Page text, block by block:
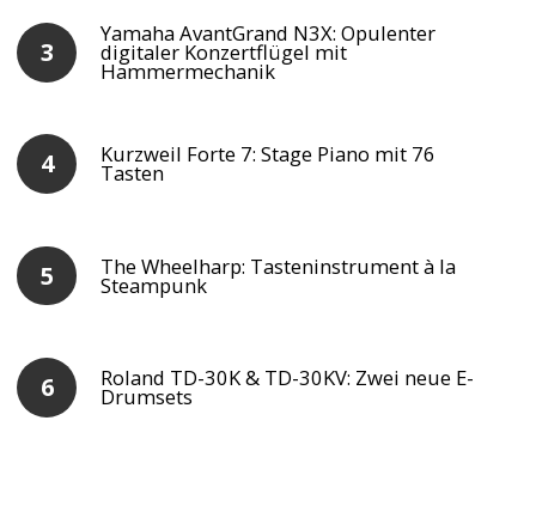
Yamaha AvantGrand N3X: Opulenter
digitaler Konzertflügel mit
Hammermechanik
Kurzweil Forte 7: Stage Piano mit 76
Tasten
The Wheelharp: Tasteninstrument à la
Steampunk
Roland TD-30K & TD-30KV: Zwei neue E-
Drumsets